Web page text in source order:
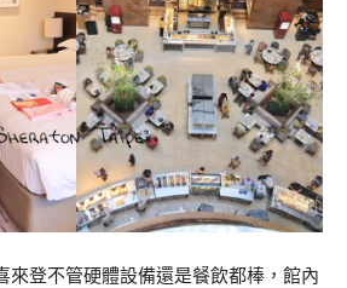
來登不管硬體設備還是餐飲都棒，館內